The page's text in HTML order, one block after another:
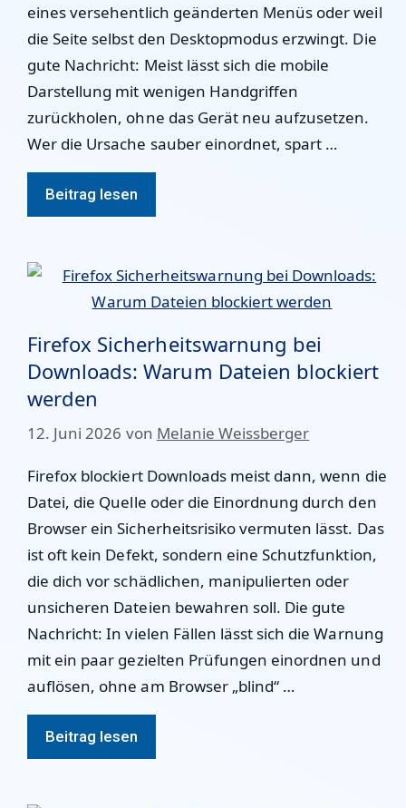
eines versehentlich geänderten Menüs oder weil
die Seite selbst den Desktopmodus erzwingt. Die
gute Nachricht: Meist lässt sich die mobile
Darstellung mit wenigen Handgriffen
zurückholen, ohne das Gerät neu aufzusetzen.
Wer die Ursache sauber einordnet, spart …
Beitrag lesen
Firefox Sicherheitswarnung bei
Downloads: Warum Dateien blockiert
werden
12. Juni 2026 von Melanie Weissberger
Firefox blockiert Downloads meist dann, wenn die
Datei, die Quelle oder die Einordnung durch den
Browser ein Sicherheitsrisiko vermuten lässt. Das
ist oft kein Defekt, sondern eine Schutzfunktion,
die dich vor schädlichen, manipulierten oder
unsicheren Dateien bewahren soll. Die gute
Nachricht: In vielen Fällen lässt sich die Warnung
mit ein paar gezielten Prüfungen einordnen und
auflösen, ohne am Browser „blind“ …
Beitrag lesen